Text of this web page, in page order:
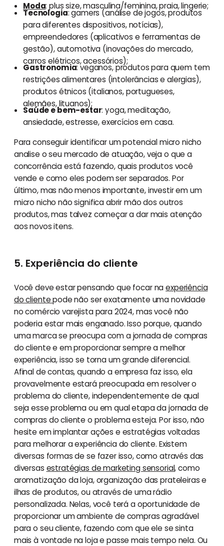
Moda: plus size, masculina/feminina, praia, lingerie;
Tecnologia: gamers (análise de jogos, produtos
para diferentes dispositivos, notícias),
empreendedores (aplicativos e ferramentas de
gestão), automotiva (inovações do mercado,
carros elétricos, acessórios);
Gastronomia: veganos, produtos para quem tem
restrições alimentares (intolerâncias e alergias),
produtos étnicos (italianos, portugueses,
alemães, lituanos);
Saúde e bem-estar: yoga, meditação,
ansiedade, estresse, exercícios em casa.
Para conseguir identificar um potencial micro nicho
analise o seu mercado de atuação, veja o que a
concorrência está fazendo, quais produtos você
vende e como eles podem ser separados. Por
último, mas não menos importante, investir em um
micro nicho não significa abrir mão dos outros
produtos, mas talvez começar a dar mais atenção
aos novos itens.
5. Experiência do cliente
Você deve estar pensando que focar naexperiência
do clientepode não ser exatamente uma novidade
no comércio varejista para 2024, mas você não
poderia estar mais enganado. Isso porque, quando
uma marca se preocupa com a jornada de compras
do cliente e em proporcionar sempre a melhor
experiência, isso se torna um grande diferencial.
Afinal de contas, quando a empresa faz isso, ela
provavelmente estará preocupada em resolver o
problema do cliente, independentemente de qual
seja esse problema ou em qual etapa da jornada de
compras do cliente o problema esteja. Por isso, não
hesite em implantar ações e estratégias voltadas
para melhorar a experiência do cliente. Existem
diversas formas de se fazer isso, como através das
diversas estratégias de marketing sensorial, como
aromatização da loja, organização das prateleiras e
ilhas de produtos, ou através de uma rádio
personalizada. Nelas, você terá a oportunidade de
proporcionar um ambiente de compras agradável
para o seu cliente, fazendo com que ele se sinta
mais à vontade na loja e passe mais tempo nela. Ou